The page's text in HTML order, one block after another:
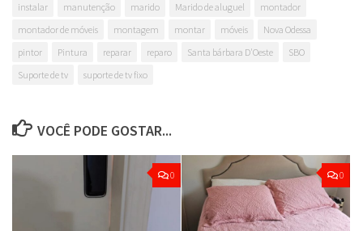
instalar
manutenção marido Marido de aluguel
montador
montador de móveis
montagem montar móveis
Nova Odessa
pintor
Pintura reparar reparo Santa bárbara D'Oeste
SBO
Suporte de tv
suporte de tv fixo
VOCÊ PODE GOSTAR...
0 0